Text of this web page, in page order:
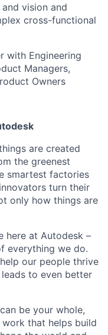
vision and
cross-functional
with Engineering
Managers,
Owners
are created
the greenest
smartest factories
turn their
only how things are
here at Autodesk –
everything we do.
our people thrive
to even better
be your whole,
that helps build